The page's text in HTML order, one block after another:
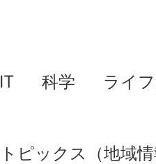
IT 科学 ライ
トピックス（地域情